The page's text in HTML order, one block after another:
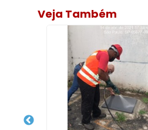
Veja Também